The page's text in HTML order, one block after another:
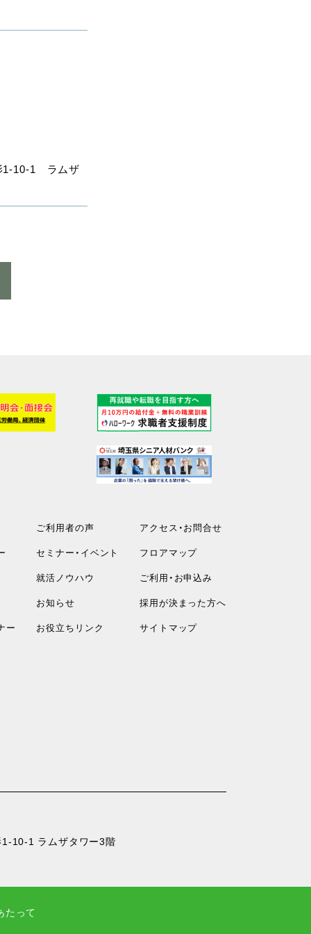
1-10-1 ラムザ
ー
ご利用者の声
セミナー・イベント
就活ノウハウ
お知らせ
お役立ちリンク
アクセス・お問合せ
フロアマップ
ご利用・お申込み
採用が決まった方へ
サイトマップ
10-1 ラムザタワー3階
たって